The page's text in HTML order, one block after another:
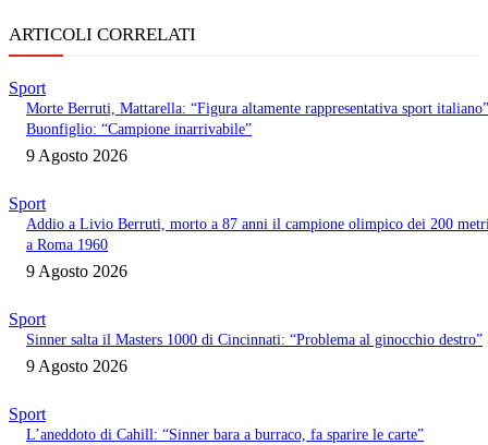
ARTICOLI CORRELATI
Sport
Morte Berruti, Mattarella: “Figura altamente rappresentativa sport
Buonfiglio: “Campione inarrivabile”
9 Agosto 2026
Sport
Addio a Livio Berruti, morto a 87 anni il campione olimpico dei 200
a Roma 1960
9 Agosto 2026
Sport
Sinner salta il Masters 1000 di Cincinnati: “Problema al ginocchio destro”
9 Agosto 2026
Sport
L’aneddoto di Cahill: “Sinner bara a burraco, fa sparire le carte”